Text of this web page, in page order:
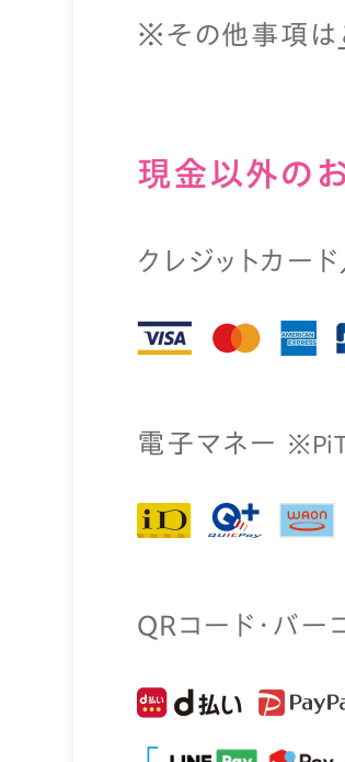
※その他事項は
現⾦以外の
クレジットカー
電⼦マネー
QRコード・バー